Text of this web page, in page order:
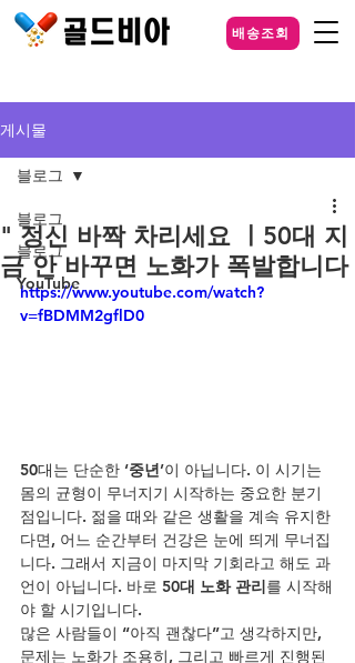
배송조회
게시물
블로그
블로그
YouTube
블로그
" 정신 바짝 차리세요 ㅣ50대 지
금 안 바꾸면 노화가 폭발합니다
https://www.youtube.com/watch?
v=fBDMM2gflD0
50대는 단순한 ‘중년’이 아닙니다. 이 시기는
몸의 균형이 무너지기 시작하는 중요한 분기
점입니다. 젊을 때와 같은 생활을 계속 유지한
다면, 어느 순간부터 건강은 눈에 띄게 무너집
니다. 그래서 지금이 마지막 기회라고 해도 과
언이 아닙니다. 바로 50대 노화 관리를 시작해
야 할 시기입니다.
많은 사람들이 “아직 괜찮다”고 생각하지만,
문제는 노화가 조용히, 그리고 빠르게 진행된